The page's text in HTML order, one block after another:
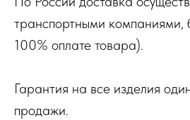
транспортными компаниями,
100% оплате товара).
Гарантия на все изделия
продажи.